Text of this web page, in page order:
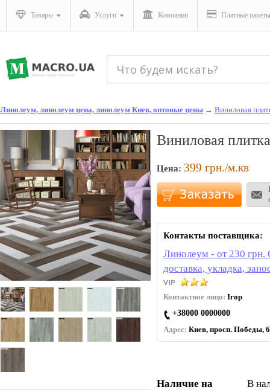
Товары Услуги Компании Платные пакеты
Линолеум, линолеум цена, линолеум Киев, оптовые цены → Виниловая
Виниловая
Цена: 399 грн./м.кв
Контакты поставщика:
Линолеум - от 230 грн.
доставка, укладка,
Контактное лицо: Ігор
+38000 0000000
Адрес: Киев, просп. Победы,
Наличие на
В